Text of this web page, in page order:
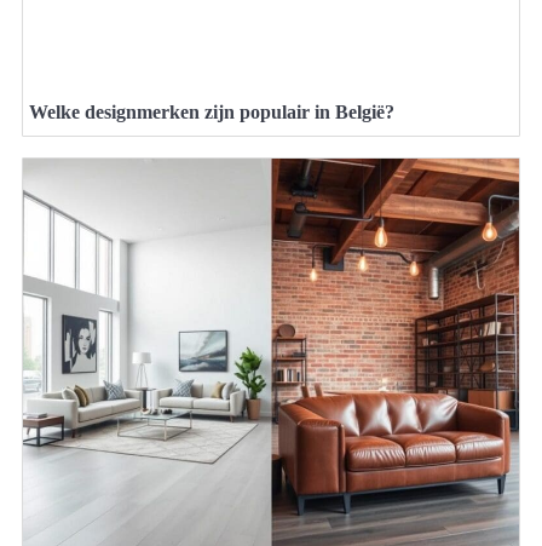
Welke designmerken zijn populair in België?